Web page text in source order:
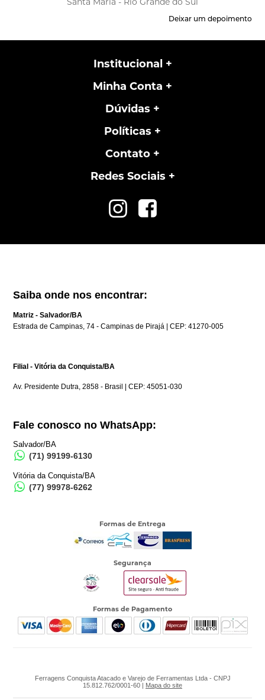
Deixar um depoimento
Institucional
Minha Conta
Dúvidas
Políticas
Contato
Redes Sociais
Saiba onde nos encontrar:
Matriz - Salvador/BA
Estrada de Campinas, 74 - Campinas de Pirajá | CEP: 41270-005
Filial - Vitória da Conquista/BA
Av. Presidente Dutra, 2858 - Brasil | CEP: 45051-030
Fale conosco no WhatsApp:
Salvador/BA
(71) 99199-6130
Vitória da Conquista/BA
(77) 99978-6262
Formas de Entrega
Segurança
Formas de Pagamento
Ferragens Conquista Atacado e Varejo de Ferramentas Ltda - CNPJ
15.812.762/0001-60 | Mapa do site